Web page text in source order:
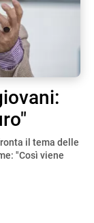
il tema delle
"Così viene